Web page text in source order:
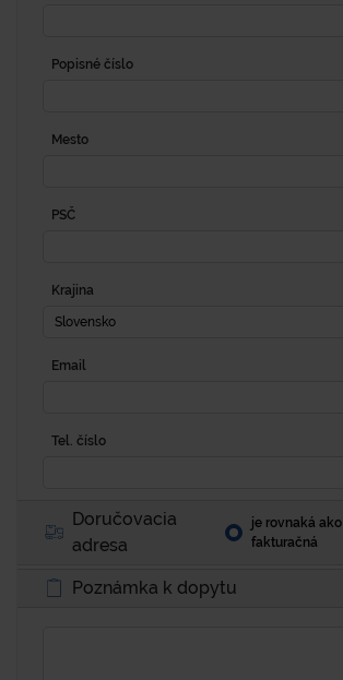
Popisné číslo
Mesto
PSČ
Krajina
Slovensko
Email
Tel. číslo
Doručovacia
adresa
je rovnaká ako
fakturačná
Poznámka k dopytu